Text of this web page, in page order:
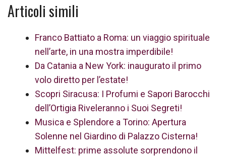
Articoli simili
Franco Battiato a Roma: un viaggio spirituale
nell’arte, in una mostra imperdibile!
Da Catania a New York: inaugurato il primo
volo diretto per l’estate!
Scopri Siracusa: I Profumi e Sapori Barocchi
dell’Ortigia Riveleranno i Suoi Segreti!
Musica e Splendore a Torino: Apertura
Solenne nel Giardino di Palazzo Cisterna!
Mittelfest: prime assolute sorprendono il